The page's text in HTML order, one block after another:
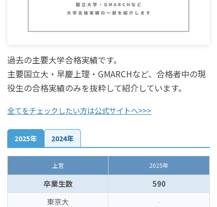
過去の主要大学合格実績です。
主要国立大・早慶上理・GMARCHなど、合格者中の現
役生の合格実績のみを抜粋して紹介しています。
全てをチェックしたい方は公式サイトへ>>>
2025年 2024年
上宮 2025年
卒業生数
590
東京大
-